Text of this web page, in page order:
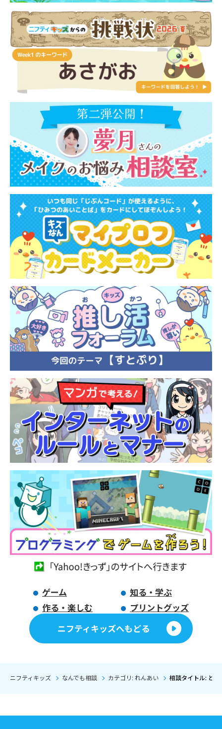
ゲーム
知る・学ぶ
作る・楽しむ
プリントグッズ
ニフティキッズへもどる
ニフティキッズ なんでも相談 カテゴリ: れんあい 相談タイトル: ど